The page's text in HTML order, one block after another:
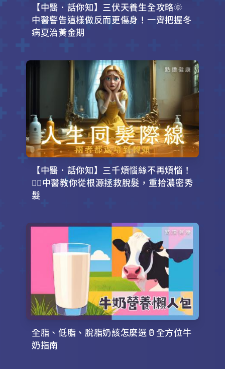
【中醫．話你知】三伏天養生全攻略🌞
中醫警告這樣做反而更傷身！一齊把握冬
病夏治黃金期
【中醫．話你知】三千煩惱絲不再煩惱！
💇‍♂️中醫教你從根源拯救脫髮，重拾濃密秀
髮
全脂、低脂、脫脂奶該怎麼選🥛全方位牛
奶指南